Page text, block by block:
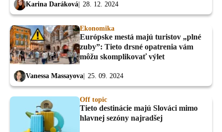
Karina Daráková 28. 12. 2024
Ekonomika
Európske mestá majú turistov „plné
zuby”: Tieto drsné opatrenia vám
môžu skomplikovať výlet
Vanessa Massayova 25. 09. 2024
Off topic
Tieto destinácie majú Slováci mimo
hlavnej sezóny najradšej